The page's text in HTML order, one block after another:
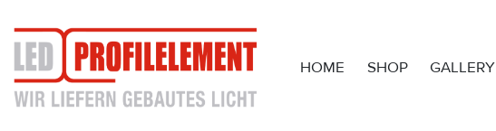
HOME SHOP GALLERY